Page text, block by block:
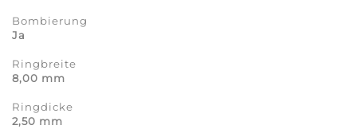
Bombierung
Ja
Ringbreite
8,00 mm
Ringdicke
2,50 mm